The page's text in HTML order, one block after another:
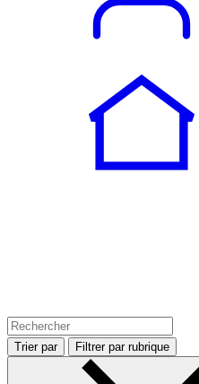
Trier par Filtrer par rubrique